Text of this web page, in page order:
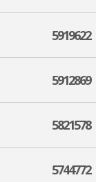
5919622
5912869
5821578
5744772